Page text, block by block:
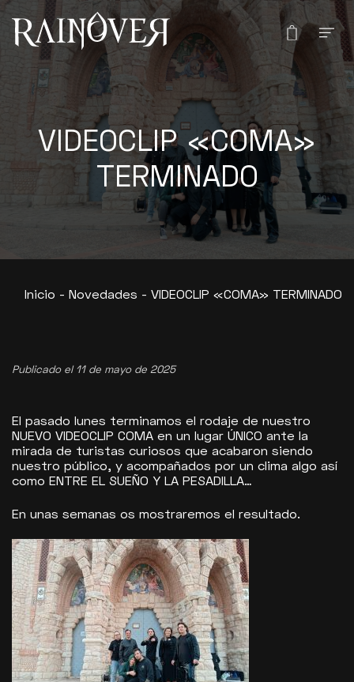
VIDEOCLIP «COMA»
TERMINADO
Inicio - Novedades - VIDEOCLIP «COMA» TERMINADO
Publicado el 11 de mayo de 2025
El pasado lunes terminamos el rodaje de nuestro
NUEVO VIDEOCLIP COMA en un lugar ÚNICO ante la
mirada de turistas curiosos que acabaron siendo
nuestro público, y acompañados por un clima algo así
como ENTRE EL SUEÑO Y LA PESADILLA…
En unas semanas os mostraremos el resultado.